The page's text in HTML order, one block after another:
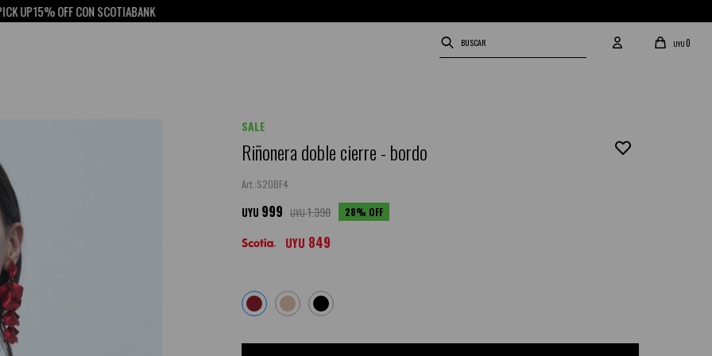
OFF CON SCOTIABANK
UYU0
SALE
Riñonera doble cierre - bordo
S20BF4
UYU 999 UYU1.390 28
UYU 849